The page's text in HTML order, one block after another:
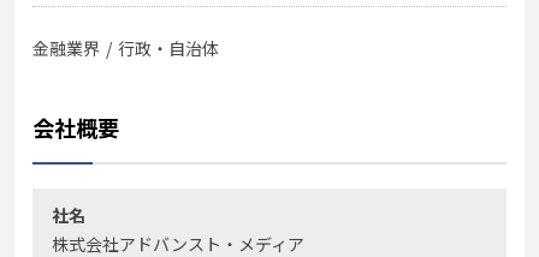
金融業界 行政・自治体
会社概要
社名
株式会社アドバンスト・メディア